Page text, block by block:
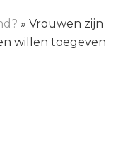
» Vrouwen zijn
willen toegeven